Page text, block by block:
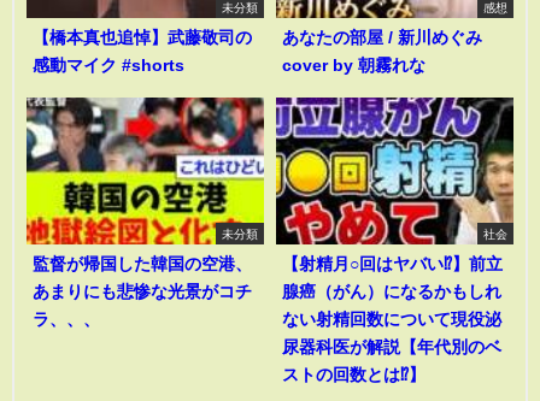
未分類
【橋本真也追悼】武藤敬司の
感動マイク #shorts
感想
あなたの部屋 / 新川めぐみ
cover by 朝霧れな
未分類
監督が帰国した韓国の空港、
あまりにも悲惨な光景がコチ
ラ、、、
社会
【射精月○回はヤバい⁉︎】前立
腺癌（がん）になるかもしれ
ない射精回数について現役泌
尿器科医が解説【年代別のベ
ストの回数とは⁉︎】